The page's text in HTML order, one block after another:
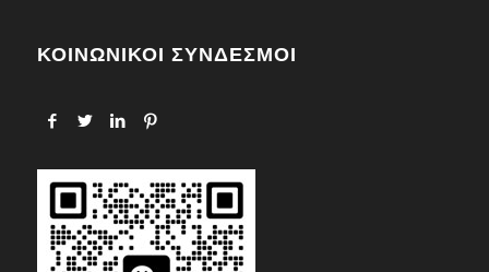
ΚΟΙΝΩΝΙΚΟΙ ΣΥΝΔΕΣΜΟΙ